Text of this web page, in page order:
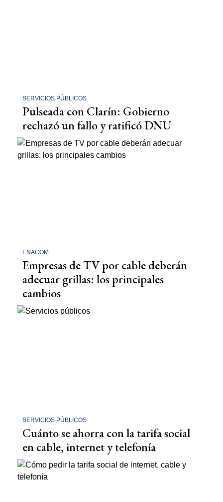
SERVICIOS PÚBLICOS
Pulseada con Clarín: Gobierno
rechazó un fallo y ratificó DNU
ENACOM
Empresas de TV por cable deberán
adecuar grillas: los principales
cambios
SERVICIOS PÚBLICOS
Cuánto se ahorra con la tarifa social
en cable, internet y telefonía